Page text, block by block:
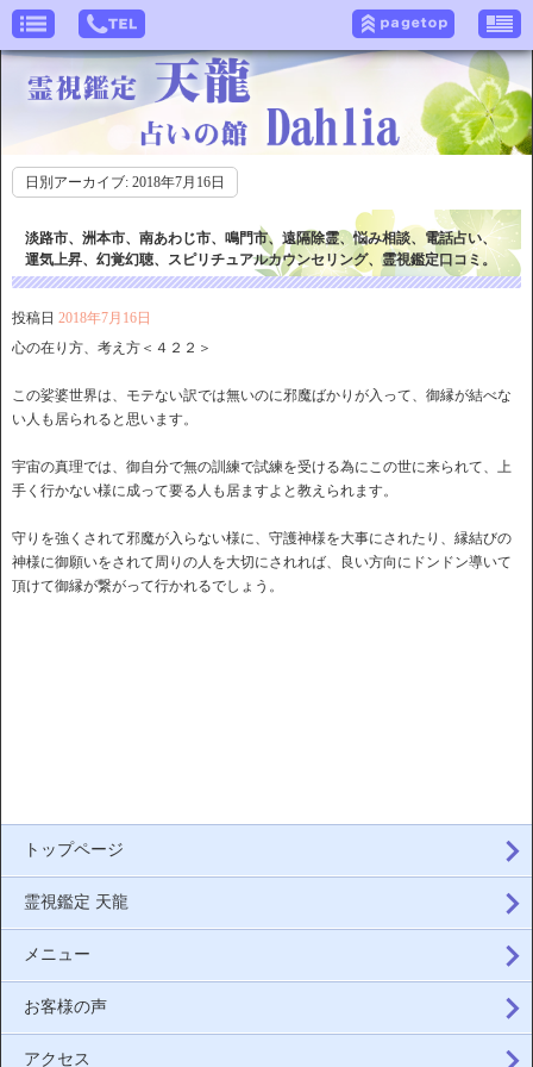
日別アーカイブ: 2018年7月16日
淡路市、洲本市、南あわじ市、鳴門市、遠隔除霊、悩み相談、電話占い、
運気上昇、幻覚幻聴、スピリチュアルカウンセリング、霊視鑑定口コミ。
投稿日 2018年7月16日
心の在り方、考え方＜４２２＞
この娑婆世界は、モテない訳では無いのに邪魔ばかりが入って、御縁が結べな
い人も居られると思います。
宇宙の真理では、御自分で無の訓練で試練を受ける為にこの世に来られて、上
手く行かない様に成って要る人も居ますよと教えられます。
守りを強くされて邪魔が入らない様に、守護神様を大事にされたり、縁結びの
神様に御願いをされて周りの人を大切にされれば、良い方向にドンドン導いて
頂けて御縁が繋がって行かれるでしょう。
トップページ
霊視鑑定 天龍
メニュー
お客様の声
アクセス